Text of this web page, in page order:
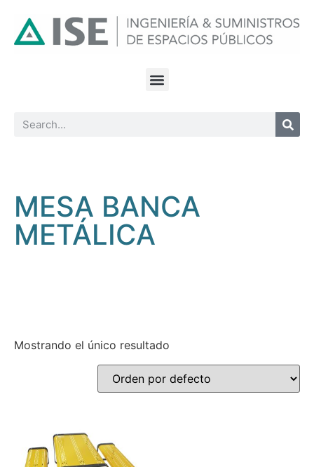
MESA BANCA
METÁLICA
Mostrando el único resultado